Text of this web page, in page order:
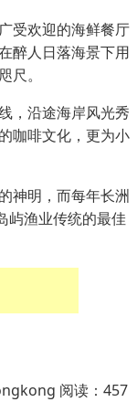
受欢迎的海鲜餐厅
醉人日落海景下用
。
，沿途海岸风光秀
咖啡文化，更为小
神明，而每年长洲
屿渔业传统的最佳
阅读： 457